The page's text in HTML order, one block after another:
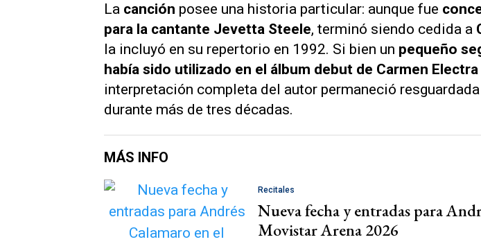
La canción posee una historia particular: aunque fue
para la cantante Jevetta Steele, terminó siendo cedida a
la incluyó en su repertorio en 1992. Si bien un pequeño
había sido utilizado en el álbum debut de Carmen
interpretación completa del autor permaneció
durante más de tres décadas.
MÁS INFO
Recitales
Nueva fecha y entradas para
Movistar Arena 2026